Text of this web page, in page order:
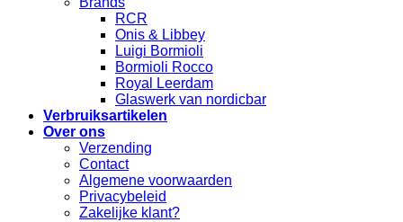
RCR
Onis & Libbey
Luigi Bormioli
Bormioli Rocco
Royal Leerdam
Glaswerk van nordicbar
Verbruiksartikelen
Over ons
Verzending
Contact
Algemene voorwaarden
Privacybeleid
Zakelijke klant?